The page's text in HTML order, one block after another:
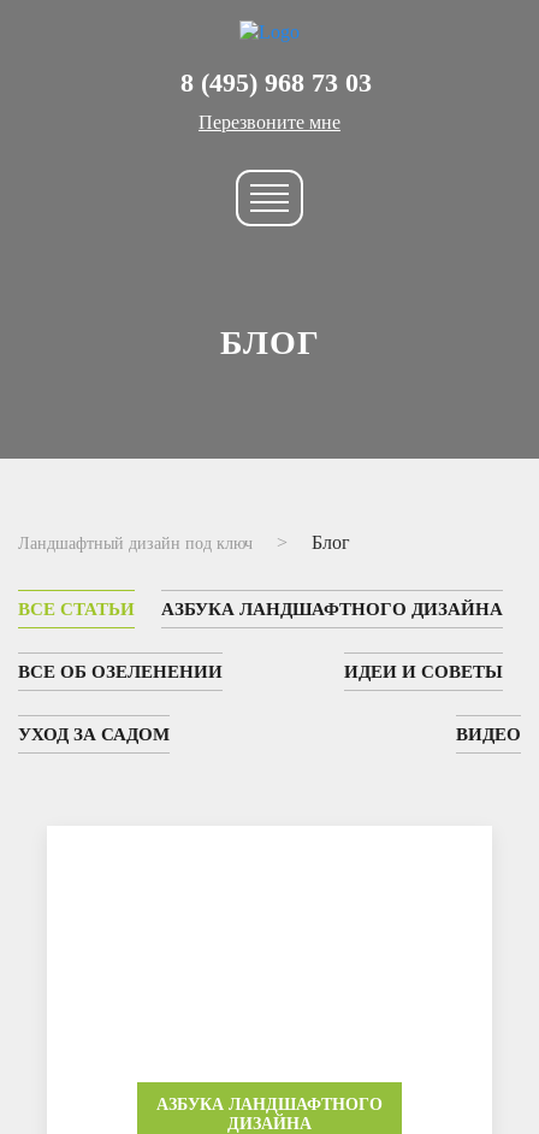
8 (495) 968 73 03
Перезвоните мне
БЛОГ
Ландшафтный дизайн под ключ Блог
ВСЕ СТАТЬИ АЗБУКА ЛАНДШАФТНОГО ДИЗАЙНА
ВСЕ ОБ ОЗЕЛЕНЕНИИ ИДЕИ И СОВЕТЫ
УХОД ЗА САДОМ ВИДЕО
АЗБУКА ЛАНДШАФТНОГО
ДИЗАЙНА